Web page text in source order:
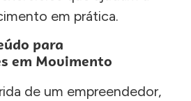
em prática.
para
em Movimento
de um empreendedor,